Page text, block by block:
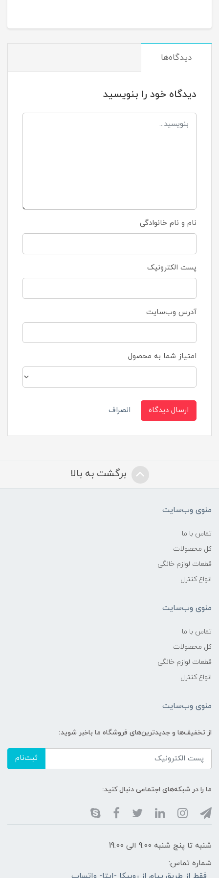
دیدگاه‌ها
دیدگاه خود را بنویسید
نام و نام خانوادگی
پست الکترونیک
آدرس وب‌سایت
امتیاز شما به محصول
ارسال دیدگاه انصراف
برگشت به بالا
منوی وب‌سایت
تماس با ما
کل محصولات
قطعات لوازم خانگی
انواع کنترل
منوی وب‌سایت
تماس با ما
کل محصولات
قطعات لوازم خانگی
انواع کنترل
منوی وب‌سایت
از تخفیف‌ها و جدیدترین‌های فروشگاه ما باخبر شوید:
ثبت‌نام
ما را در شبکه‌های اجتماعی دنبال کنید:
شنبه تا پنج شنبه 9:00 الی 19:00
شماره تماس: